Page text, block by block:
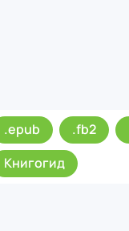
.epub .fb2
Книгогид